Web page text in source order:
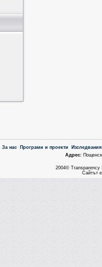
За нас Програми и проекти
Aдрес:
2004© Transparency
Сайтът